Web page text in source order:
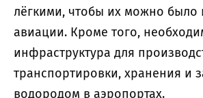
лёгкими, чтобы их можно было
авиации. Кроме того,
инфраструктура для
транспортировки, хранения и
водородом в аэропортах.